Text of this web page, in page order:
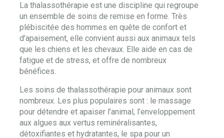
La thalassothérapie est une discipline qui regroupe
un ensemble de soins de remise en forme. Très
plébiscitée des hommes en quête de confort et
d’apaisement, elle convient aussi aux animaux tels
que les chiens et les chevaux. Elle aide en cas de
fatigue et de stress, et offre de nombreux
bénéfices.
Les soins de thalassothérapie pour animaux sont
nombreux. Les plus populaires sont : le massage
pour détendre et apaiser l’animal, l’enveloppement
aux algues aux vertus reminéralisantes,
détoxifiantes et hydratantes, le spa pour un